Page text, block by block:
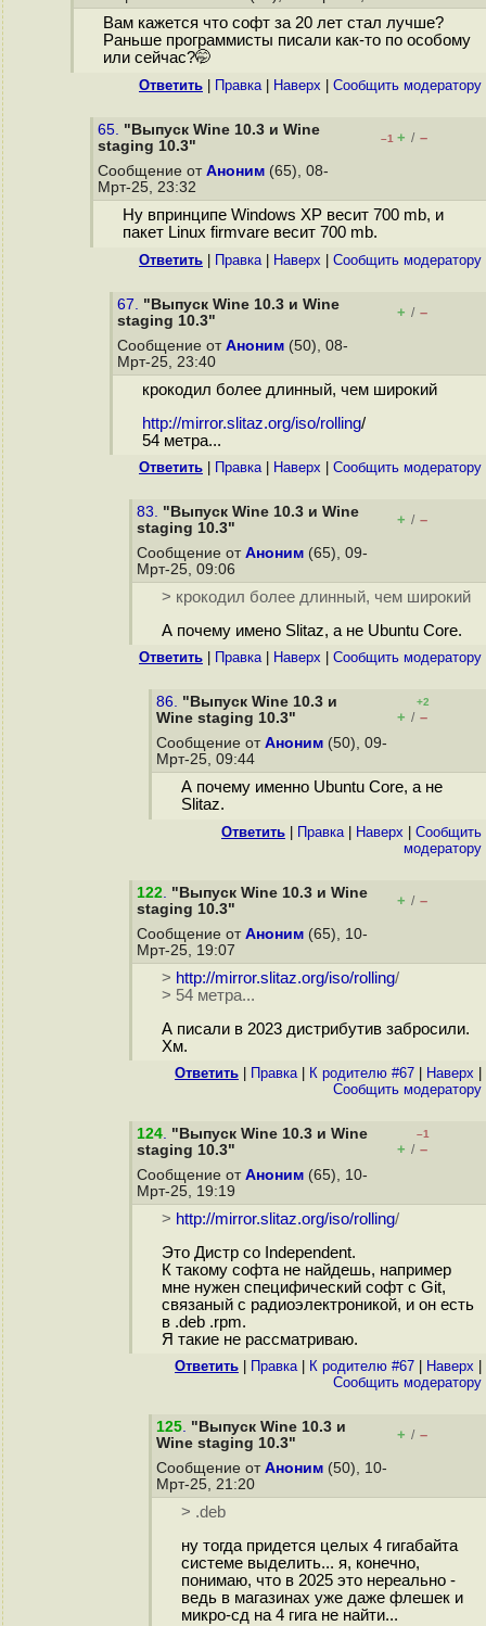
Вам кажется что софт за 20 лет стал лучше?
Раньше программисты писали как-то по особому
или сейчас?🤭
Ответить Правка| Наверх Cообщить модератору
65. "Выпуск Wine 10.3 и Wine
staging 10.3"
–1 + / –
Сообщение от Аноним (65), 08-
Мрт-25, 23:32
Ну впринципе Windows XP весит 700 mb, и
пакет Linux firmvare весит 700 mb.
Ответить Правка| Наверх Cообщить модератору
67. "Выпуск Wine 10.3 и Wine
staging 10.3"
+ / –
Сообщение от Аноним (50), 08-
Мрт-25, 23:40
крокодил более длинный, чем широкий
http://mirror.slitaz.org/iso/rolling/
54 метра...
Ответить Правка| Наверх Cообщить модератору
83. "Выпуск Wine 10.3 и Wine
staging 10.3"
+ / –
Сообщение от Аноним (65), 09-
Мрт-25, 09:06
> крокодил более длинный, чем широкий
А почему имено Slitaz, а не Ubuntu Core.
Ответить Правка| Наверх Cообщить модератору
86. "Выпуск Wine 10.3 и
Wine staging 10.3"
+2
+ / –
Сообщение от Аноним (50), 09-
Мрт-25, 09:44
А почему именно Ubuntu Core, а не
Slitaz.
Ответить Правка| Наверх
Cообщить
модератору
122. "Выпуск Wine 10.3 и Wine
staging 10.3"
+ / –
Сообщение от Аноним (65), 10-
Мрт-25, 19:07
> http://mirror.slitaz.org/iso/rolling/
> 54 метра...
А писали в 2023 дистрибутив забросили.
Хм.
Ответить Правка| К родителю #67 Наверх
Cообщить модератору
124. "Выпуск Wine 10.3 и Wine
staging 10.3"
–1
+ / –
Сообщение от Аноним (65), 10-
Мрт-25, 19:19
> http://mirror.slitaz.org/iso/rolling/
Это Дистр со Independent.
К такому софта не найдешь, например
мне нужен специфический софт c Git,
связаный с радиоэлектроникой, и он есть
в .deb .rpm.
Я такие не рассматриваю.
Ответить Правка| К родителю #67 Наверх
Cообщить модератору
125. "Выпуск Wine 10.3 и
Wine staging 10.3"
+ / –
Сообщение от Аноним (50), 10-
Мрт-25, 21:20
> .deb
ну тогда придется целых 4 гигабайта
системе выделить... я, конечно,
понимаю, что в 2025 это нереально -
ведь в магазинах уже даже флешек и
микро-сд на 4 гига не найти...